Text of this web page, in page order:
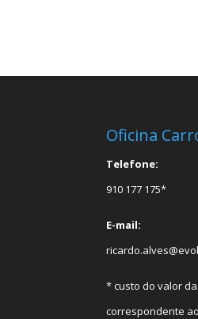
Oficina
Telefone:
910 177 175*
E-mail:
* custo do valor
correspondente